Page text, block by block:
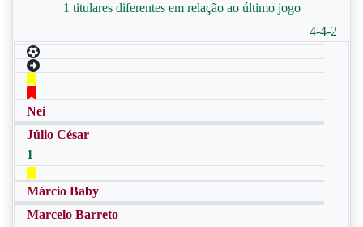
1 titulares diferentes em relação ao último jogo
4-4-2
Nei
Júlio César
1
Márcio Baby
Marcelo Barreto